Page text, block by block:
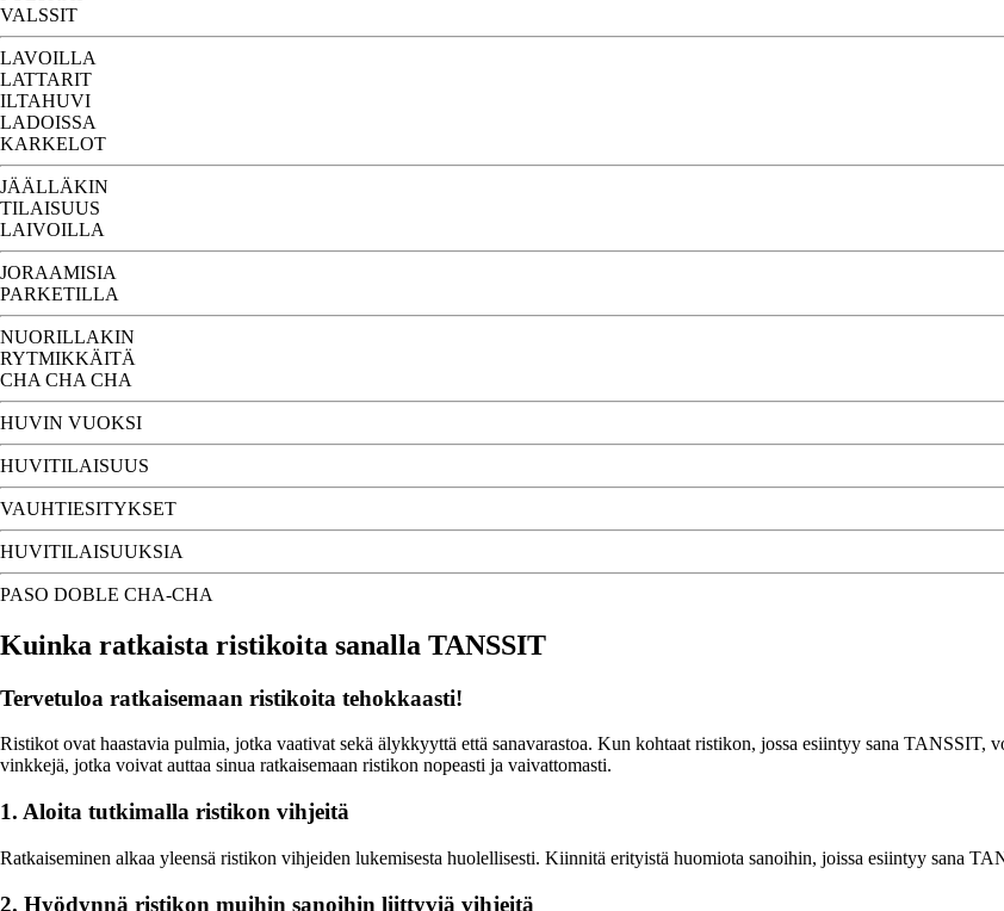
VALSSIT
LAVOILLA
LATTARIT
ILTAHUVI
LADOISSA
KARKELOT
JÄÄLLÄKIN
TILAISUUS
LAIVOILLA
JORAAMISIA
PARKETILLA
NUORILLAKIN
RYTMIKKÄITÄ
CHA CHA CHA
HUVIN VUOKSI
HUVITILAISUUS
VAUHTIESITYKSET
HUVITILAISUUKSIA
PASO DOBLE CHA-CHA
Kuinka ratkaista ristikoita sanalla TANSSIT
Tervetuloa ratkaisemaan ristikoita tehokkaasti!
Ristikot ovat haastavia pulmia, jotka vaativat sekä älykkyyttä että sanavarastoa. Kun kohtaat ristikon, jossa esiintyy sana TANSSIT,
vinkkejä, jotka voivat auttaa sinua ratkaisemaan ristikon nopeasti ja vaivattomasti.
1. Aloita tutkimalla ristikon vihjeitä
Ratkaiseminen alkaa yleensä ristikon vihjeiden lukemisesta huolellisesti. Kiinnitä erityistä huomiota sanoihin, joissa esiintyy sana
2. Hyödynnä ristikon muihin sanoihin liittyviä vihjeitä